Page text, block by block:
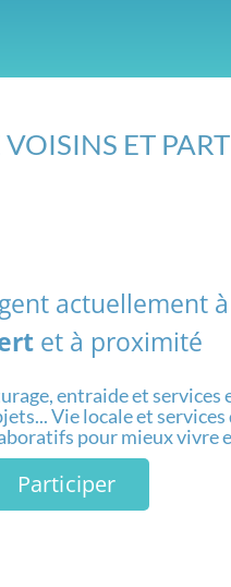
ET
actuellement à
et à proximité
entraide et services
Vie locale et services
pour mieux vivre
Participer